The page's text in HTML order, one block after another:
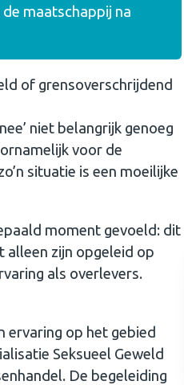
maatschappij na
of grensoverschrijdend
niet belangrijk genoeg
voor de
situatie is een moeilijke
moment gevoeld: dit
alleen zijn opgeleid op
als overlevers.
ervaring op het gebied
Seksueel Geweld
De begeleiding